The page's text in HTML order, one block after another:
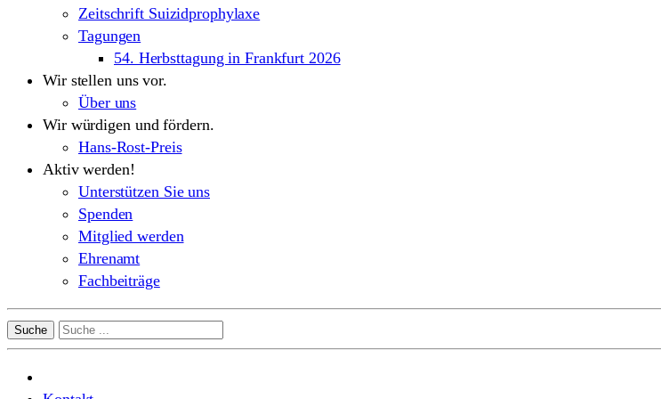
Zeitschrift Suizidprophylaxe
Tagungen
54. Herbsttagung in Frankfurt 2026
Wir stellen uns vor.
Über uns
Wir würdigen und fördern.
Hans-Rost-Preis
Aktiv werden!
Unterstützen Sie uns
Spenden
Mitglied werden
Ehrenamt
Fachbeiträge
Suche